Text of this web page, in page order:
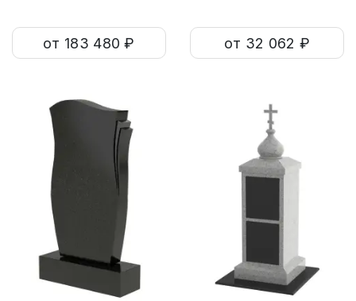
от 183 480 ₽ от 32 062 ₽